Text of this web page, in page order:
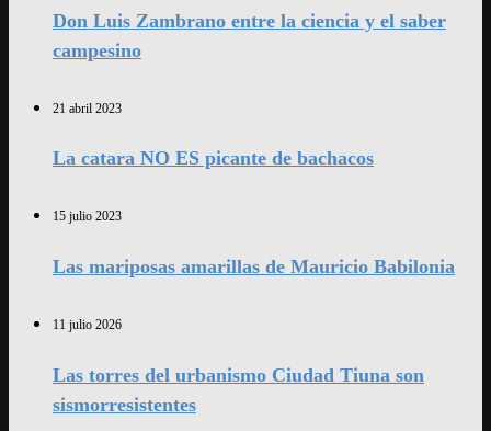
Don Luis Zambrano entre la ciencia y el saber
campesino
21 abril 2023
La catara NO ES picante de bachacos
15 julio 2023
Las mariposas amarillas de Mauricio Babilonia
11 julio 2026
Las torres del urbanismo Ciudad Tiuna son
sismorresistentes